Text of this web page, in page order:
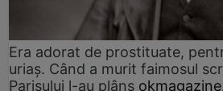
Era adorat de prostituate,
uriaș. Când a murit faimosul
Parisului l-au plâns